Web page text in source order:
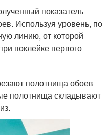
показатель
Используя уровень, по
линию, от которой
поклейке первого
полотнища обоев
полотнища складывают